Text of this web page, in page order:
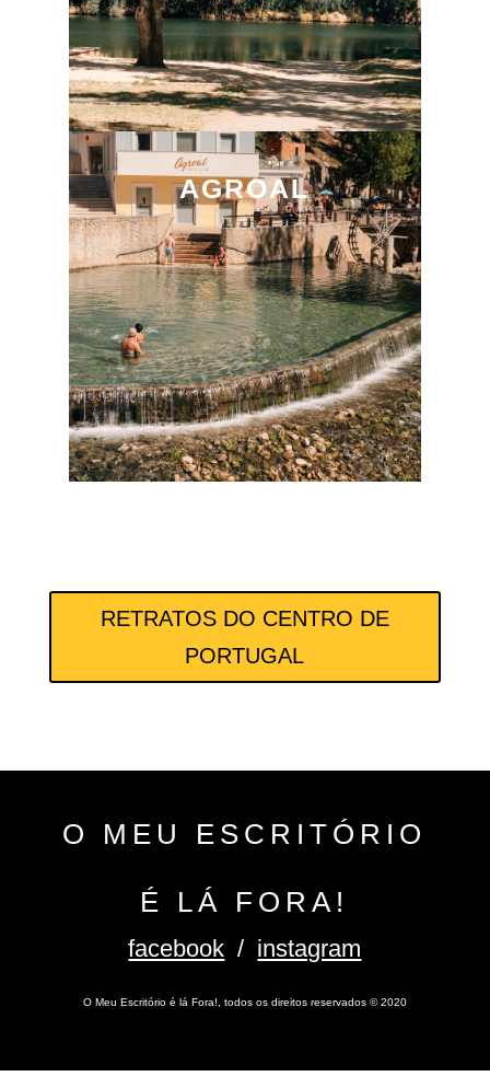
AGROAL
RETRATOS DO CENTRO DE
PORTUGAL
O MEU ESCRITÓRIO
É LÁ FORA!
facebook / instagram
O Meu Escritório é lá Fora!, todos os direitos reservados ©2020